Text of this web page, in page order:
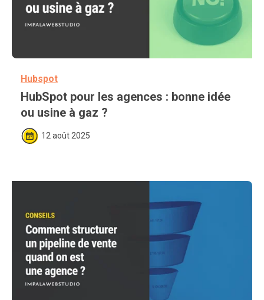
Hubspot
HubSpot pour les agences : bonne idée
ou usine à gaz ?
12 août 2025